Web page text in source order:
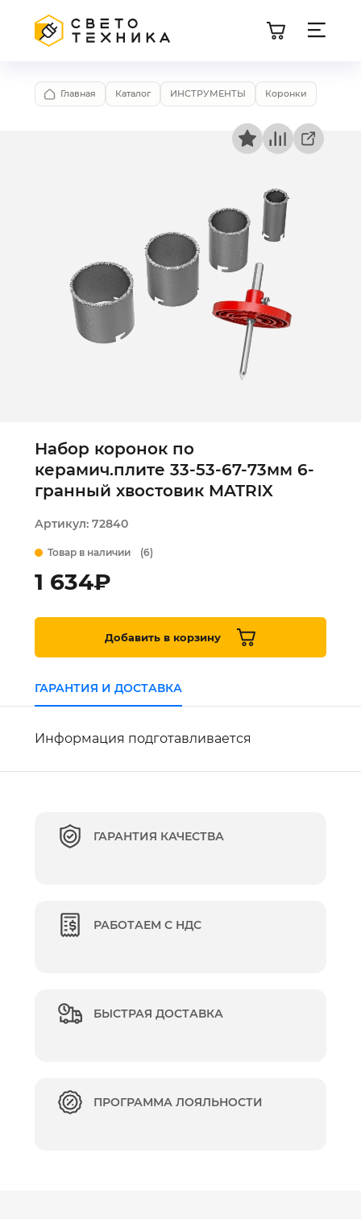
Главная Каталог ИНСТРУМЕНТЫ Коронки
Набор коронок по
керамич.плите 33-53-67-73мм 6-
гранный хвостовик MATRIX
Артикул: 72840
Товар в наличии (6)
1 634₽
Добавить в корзину
ГАРАНТИЯ И ДОСТАВКА
Информация подготавливается
ГАРАНТИЯ КАЧЕСТВА
РАБОТАЕМ С НДС
БЫСТРАЯ ДОСТАВКА
ПРОГРАММА ЛОЯЛЬНОСТИ